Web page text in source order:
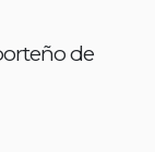
de